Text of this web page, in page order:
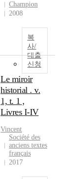
Champion
2008
복
사/
대출
신청
Le miroir
historial . v.
1, t. 1 ,
Livres I-IV
Vincent
Société des
anciens textes
français
2017